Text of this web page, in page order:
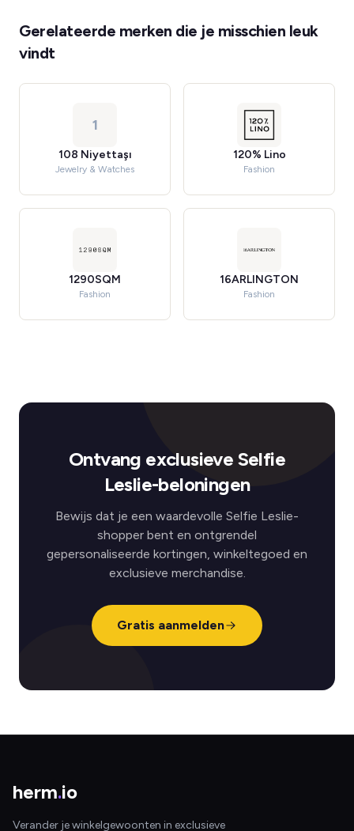
Gerelateerde merken die je misschien leuk
vindt
1
108 Niyettaşı
Jewelry & Watches
120% Lino
Fashion
1290SQM
Fashion
16ARLINGTON
Fashion
Ontvang exclusieve Selfie
Leslie-beloningen
Bewijs dat je een waardevolle Selfie Leslie-
shopper bent en ontgrendel
gepersonaliseerde kortingen, winkeltegoed en
exclusieve merchandise.
Gratis aanmelden
herm.io
Verander je winkelgewoonten in exclusieve